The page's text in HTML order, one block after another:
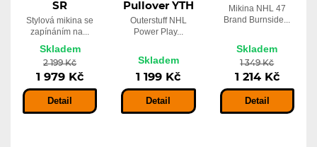
SR
Stylová mikina se
zapínáním na...
Skladem
2 199 Kč
1 979 Kč
Detail
Pullover YTH
Outerstuff NHL
Power Play...
Skladem
1 199 Kč
Detail
Mikina NHL 47
Brand Burnside...
Skladem
1 349 Kč
1 214 Kč
Detail